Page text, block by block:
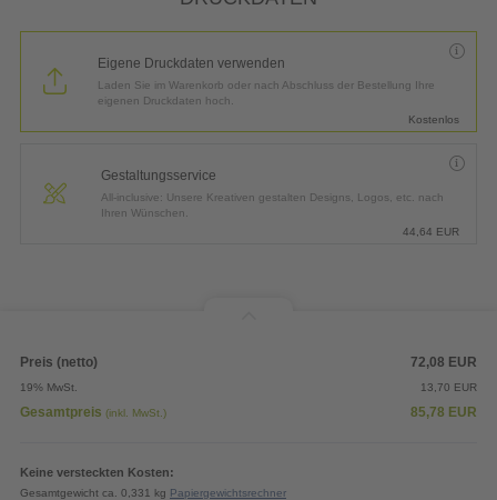
Eigene Druckdaten verwenden
Laden Sie im Warenkorb oder nach Abschluss der Bestellung Ihre
eigenen Druckdaten hoch.
Kostenlos
Gestaltungsservice
All-inclusive: Unsere Kreativen gestalten Designs, Logos, etc. nach
Ihren Wünschen.
44,64 EUR
Preis (netto) 72,08 EUR
19% MwSt. 13,70 EUR
Gesamtpreis (inkl. MwSt.) 85,78 EUR
Keine versteckten Kosten:
Gesamtgewicht ca. 0,331 kg Papiergewichtsrechner